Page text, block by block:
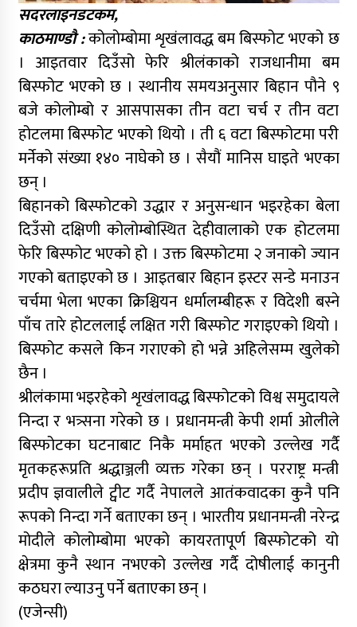
सदरलाइनडटकम,
काठमाण्डौ :कोलोम्बोमा शृखंलावद्ध बम बिस्फोट भएको छ
। आइतवार दिउँसो फेरि श्रीलंकाको राजधानीमा बम
बिस्फोट भएको छ । स्थानीय समयअनुसार बिहान पौने ९
बजे कोलोम्बो र आसपासका तीन वटा चर्च र तीन वटा
होटलमा बिस्फोट भएको थियो । ती ६ वटा बिस्फोटमा परी
मर्नेको संख्या १४० नाघेको छ । सैयौं मानिस घाइते भएका
छन् ।
बिहानको बिस्फोटको उद्धार र अनुसन्धान भइरहेका बेला
दिउँसो दक्षिणी कोलोम्बोस्थित देहीवालाको एक होटलमा
फेरि बिस्फोट भएको हो । उक्त बिस्फोटमा २ जनाको ज्यान
गएको बताइएको छ । आइतबार बिहान इस्टर सन्डे मनाउन
चर्चमा भेला भएका क्रिश्चियन धर्मालम्बीहरू र विदेशी बस्ने
पाँच तारे होटललाई लक्षित गरी बिस्फोट गराइएको थियो ।
बिस्फोट कसले किन गराएको हो भन्ने अहिलेसम्म खुलेको
छैन ।
श्रीलंकामा भइरहेको शृखंलावद्ध बिस्फोटको विश्व समुदायले
निन्दा र भत्र्सना गरेको छ । प्रधानमन्त्री केपी शर्मा ओलीले
बिस्फोटका घटनाबाट निकै मर्माहत भएको उल्लेख गर्दै
मृतकहरूप्रति श्रद्धाञ्जली व्यक्त गरेका छन् । परराष्ट्र मन्त्री
प्रदीप ज्ञवालीले ट्वीट गर्दै नेपालले आतंकवादका कुनै पनि
रूपको निन्दा गर्ने बताएका छन् । भारतीय प्रधानमन्त्री नरेन्द्र
मोदीले कोलोम्बोमा भएको कायरतापूर्ण बिस्फोटको यो
क्षेत्रमा कुनै स्थान नभएको उल्लेख गर्दै दोषीलाई कानुनी
कठघरा ल्याउनु पर्ने बताएका छन् ।
(एजेन्सी)